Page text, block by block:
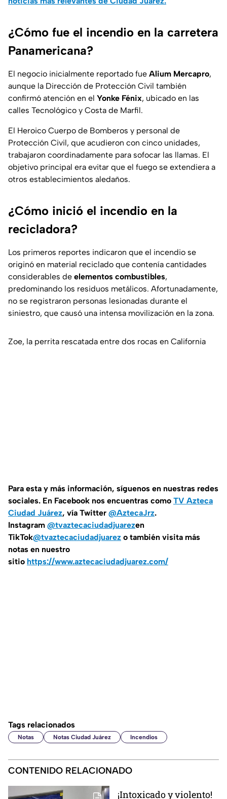
¿Cómo fue el incendio en la carretera
Panamericana?
El negocio inicialmente reportado fue Alium Mercapro,
aunque la Dirección de Protección Civil también
confirmó atención en el Yonke Fénix, ubicado en las
calles Tecnológico y Costa de Marfil.
El Heroico Cuerpo de Bomberos y personal de
Protección Civil, que acudieron con cinco unidades,
trabajaron coordinadamente para sofocar las llamas. El
objetivo principal era evitar que el fuego se extendiera a
otros establecimientos aledaños.
¿Cómo inició el incendio en la
recicladora?
Los primeros reportes indicaron que el incendio se
originó en material reciclado que contenía cantidades
considerables de elementos combustibles,
predominando los residuos metálicos. Afortunadamente,
no se registraron personas lesionadas durante el
siniestro, que causó una intensa movilización en la zona.
Zoe, la perrita rescatada entre dos rocas en California
Para esta y más información, síguenos en nuestras redes
sociales. En Facebook nos encuentras como TV Azteca
Ciudad Juárez, vía Twitter @AztecaJrz.
Instagram @tvaztecaciudadjuarezen
TikTok@tvaztecaciudadjuarez o también visita más
notas en nuestro
sitio https://www.aztecaciudadjuarez.com/
Tags relacionados
Notas Notas Ciudad Juárez Incendios
CONTENIDO RELACIONADO
¡Intoxicado y violento!